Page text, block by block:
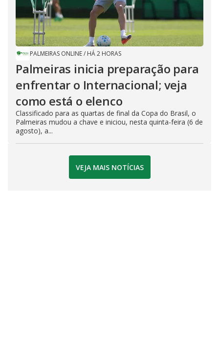
PALMEIRAS ONLINE/ HÁ 2 HORAS
Palmeiras inicia preparação para
enfrentar o Internacional; veja
como está o elenco
Classificado para as quartas de final da Copa do Brasil, o
Palmeiras mudou a chave e iniciou, nesta quinta-feira (6 de
agosto), a...
VEJA MAIS NOTÍCIAS